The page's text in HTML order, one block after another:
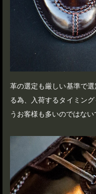
革の選定も厳しい基準で
る為、入荷するタイミン
うお客様も多いのではない